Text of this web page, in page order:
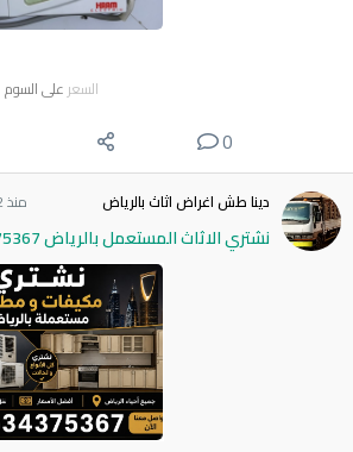
السعر على السوم
0
دينا طش اغراض اثاث بالرياض منذ 52 دقيقة
نشتري الاثاث المستعمل بالرياض 0534375367